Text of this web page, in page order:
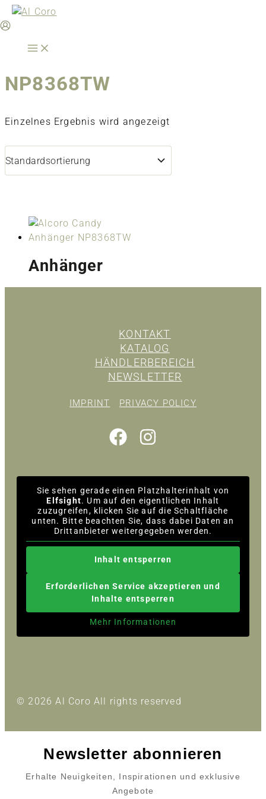
Zum
Inhalt
NP8368TW
Einzelnes Ergebnis wird angezeigt
Anhänger
KONTAKT
KATALOG
HÄNDLERBEREICH
NEWSLETTER
IMPRINT PRIVACY POLICY
Sie sehen gerade einen Platzhalterinhalt von
Elfsight. Um auf den eigentlichen Inhalt
zuzugreifen, klicken Sie auf die Schaltfläche
unten. Bitte beachten Sie, dass dabei Daten an
Drittanbieter weitergegeben werden.
Inhalt entsperren
Erforderlichen Service akzeptieren und
Inhalte entsperren
Mehr Informationen
© 2026 Al Coro All rights reserved
Newsletter abonnieren
Erhalte Neuigkeiten, Inspirationen und exklusive
Angebote